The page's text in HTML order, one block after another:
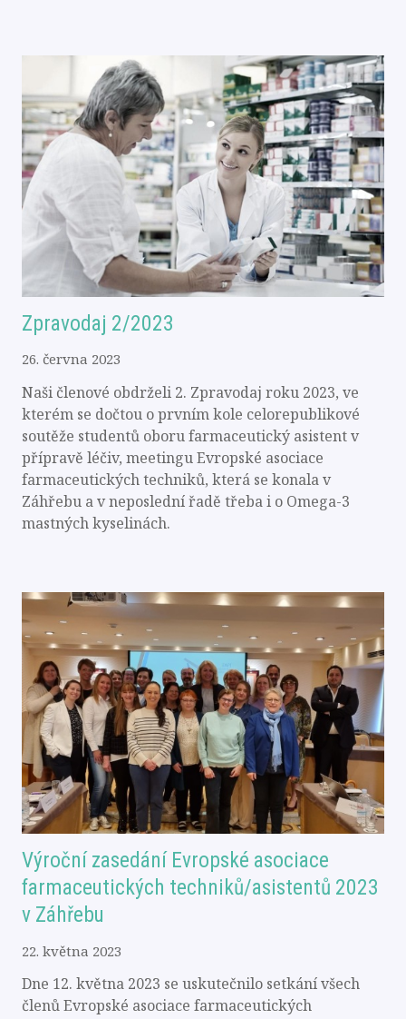
Zpravodaj 2/2023
26. června 2023
Naši členové obdrželi 2. Zpravodaj roku 2023, ve
kterém se dočtou o prvním kole celorepublikové
soutěže studentů oboru farmaceutický asistent v
přípravě léčiv, meetingu Evropské asociace
farmaceutických techniků, která se konala v
Záhřebu a v neposlední řadě třeba i o Omega-3
mastných kyselinách.
Výroční zasedání Evropské asociace
farmaceutických techniků/asistentů 2023
v Záhřebu
22. května 2023
Dne 12. května 2023 se uskutečnilo setkání všech
členů Evropské asociace farmaceutických